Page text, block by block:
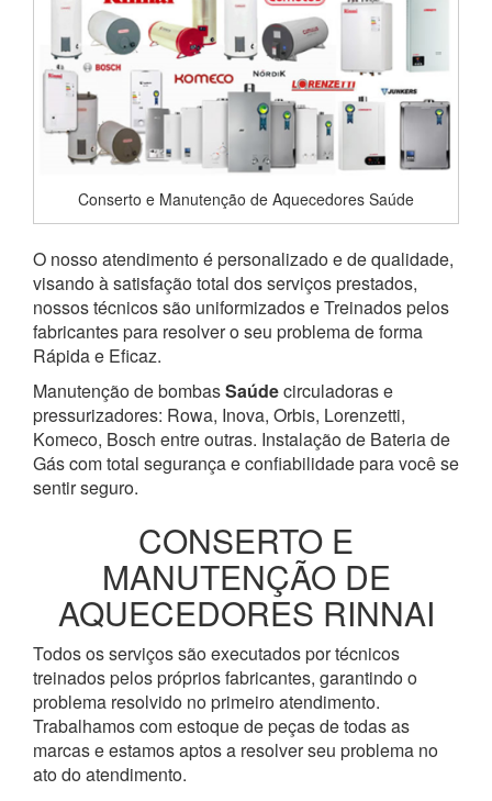
Conserto e Manutenção de Aquecedores Saúde
O nosso atendimento é personalizado e de qualidade,
visando à satisfação total dos serviços prestados,
nossos técnicos são uniformizados e Treinados pelos
fabricantes para resolver o seu problema de forma
Rápida e Eficaz.
Manutenção de bombasSaúdecirculadoras e
pressurizadores: Rowa, Inova, Orbis, Lorenzetti,
Komeco, Bosch entre outras. Instalação de Bateria de
Gás com total segurança e confiabilidade para você se
sentir seguro.
CONSERTO E
MANUTENÇÃO DE
AQUECEDORES RINNAI
Todos os serviços são executados por técnicos
treinados pelos próprios fabricantes, garantindo o
problema resolvido no primeiro atendimento.
Trabalhamos com estoque de peças de todas as
marcas e estamos aptos a resolver seu problema no
ato do atendimento.